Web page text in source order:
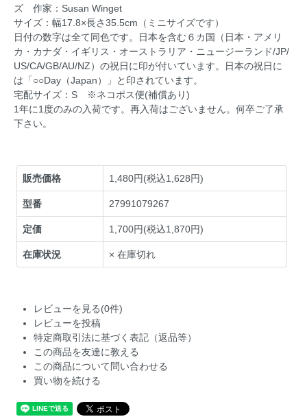
ズ 作家：Susan Winget
サイズ：幅17.8×長さ35.5cm（ミニサイズです）
日付の数字は全て同色です。日本を含む６カ国（日本・アメリ
カ・カナダ・イギリス・オーストラリア・ニュージーランド/JP/
US/CA/GB/AU/NZ）の祝日に印が付いています。日本の祝日に
は「○○Day（Japan）」と印されています。
宅配サイズ：S ※ネコポス便(補償あり)
1年に1度のみの入荷です。再入荷はございません。何卒ご了承
下さい。
販売価格 1,480円(税込1,628円)
型番 27991079267
定価 1,700円(税込1,870円)
在庫状況 × 在庫切れ
レビューを見る(0件)
レビューを投稿
特定商取引法に基づく表記（返品等）
この商品を友達に教える
この商品について問い合わせる
買い物を続ける